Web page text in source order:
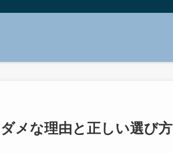
メな理由と正しい選び方